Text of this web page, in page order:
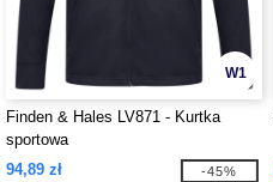
W1
Finden & Hales LV871 - Kurtka
sportowa
94,89 zł
-45%